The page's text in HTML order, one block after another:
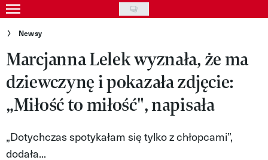
Skip
to
content
Gwiazdy
Ludzie
Moda
Uroda
Styl życia
Kultura
Newsy
Marcjanna Lelek wyznała, że ma
dziewczynę i pokazała zdjęcie:
„Miłość to miłość", napisała
„Dotychczas spotykałam się tylko z chłopcami”,
dodała...